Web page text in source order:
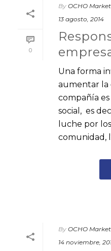
0
By OCHO
13 agosto, 2014
Una forma
aumentar la
compañía
social, es
luche por
comunidad,
By OCHO
14 noviembre,